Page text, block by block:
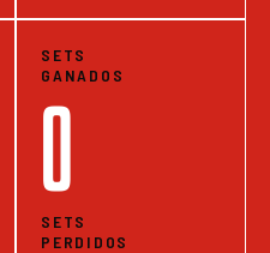
SETS
GANADOS
0
SETS
PERDIDOS